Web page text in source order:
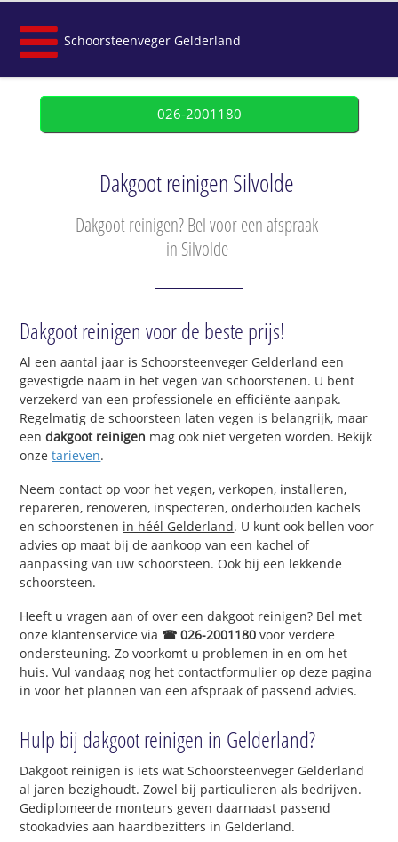
Schoorsteenveger Gelderland
026-2001180
Dakgoot reinigen Silvolde
Dakgoot reinigen? Bel voor een afspraak
in Silvolde
Dakgoot reinigen voor de beste prijs!
Al een aantal jaar is Schoorsteenveger Gelderland een
gevestigde naam in het vegen van schoorstenen. U bent
verzekerd van een professionele en efficiënte aanpak.
Regelmatig de schoorsteen laten vegen is belangrijk, maar
eendakgoot reinigen mag ook niet vergeten worden. Bekijk
onzetarieven.
Neem contact op voor het vegen, verkopen, installeren,
repareren, renoveren, inspecteren, onderhouden kachels
en schoorstenen in héél Gelderland. U kunt ook bellen voor
advies op maat bij de aankoop van een kachel of
aanpassing van uw schoorsteen. Ook bij een lekkende
schoorsteen.
Heeft u vragen aan of over een dakgoot reinigen? Bel met
onze klantenservice via ☎ 026-2001180 voor verdere
ondersteuning. Zo voorkomt u problemen in en om het
huis. Vul vandaag nog het contactformulier op deze pagina
in voor het plannen van een afspraak of passend advies.
Hulp bij dakgoot reinigen in Gelderland?
Dakgoot reinigen is iets wat Schoorsteenveger Gelderland
al jaren bezighoudt. Zowel bij particulieren als bedrijven.
Gediplomeerde monteurs geven daarnaast passend
stookadvies aan haardbezitters in Gelderland.